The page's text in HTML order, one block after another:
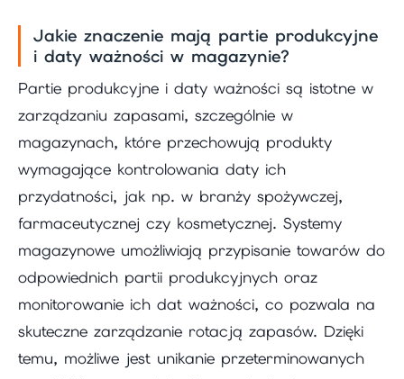
Jakie znaczenie mają partie produkcyjne
i daty ważności w magazynie?
Partie produkcyjne i daty ważności są istotne w
zarządzaniu zapasami, szczególnie w
magazynach, które przechowują produkty
wymagające kontrolowania daty ich
przydatności, jak np. w branży spożywczej,
farmaceutycznej czy kosmetycznej. Systemy
magazynowe umożliwiają przypisanie towarów do
odpowiednich partii produkcyjnych oraz
monitorowanie ich dat ważności, co pozwala na
skuteczne zarządzanie rotacją zapasów. Dzięki
temu, możliwe jest unikanie przeterminowanych